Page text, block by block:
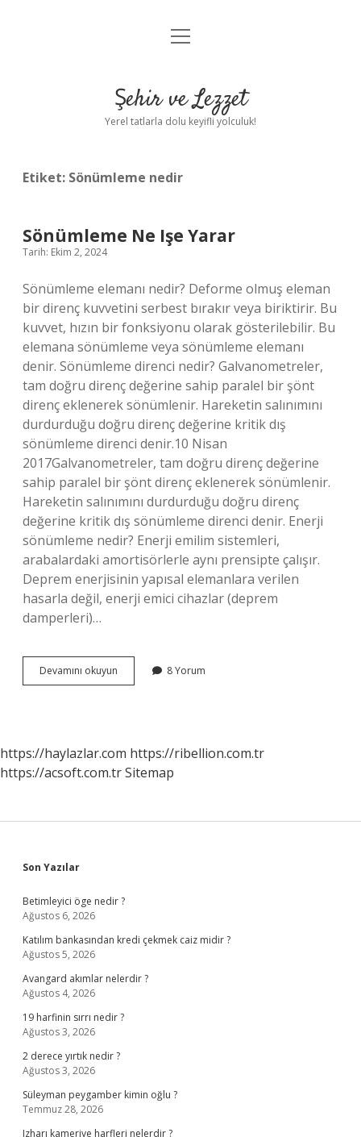
Anasayfa
Yasal Uyarı
menüyü
Şehir ve Lezzet
Yerel tatlarla dolu keyifli yolculuk!
Etiket: Sönümleme nedir
Sönümleme Ne Işe Yarar
Tarih: Ekim 2, 2024
Sönümleme elemanı nedir? Deforme olmuş eleman
bir direnç kuvvetini serbest bırakır veya biriktirir. Bu
kuvvet, hızın bir fonksiyonu olarak gösterilebilir. Bu
elemana sönümleme veya sönümleme elemanı
denir. Sönümleme direnci nedir? Galvanometreler,
tam doğru direnç değerine sahip paralel bir şönt
direnç eklenerek sönümlenir. Hareketin salınımını
durdurduğu doğru direnç değerine kritik dış
sönümleme direnci denir.10 Nisan
2017Galvanometreler, tam doğru direnç değerine
sahip paralel bir şönt direnç eklenerek sönümlenir.
Hareketin salınımını durdurduğu doğru direnç
değerine kritik dış sönümleme direnci denir. Enerji
sönümleme nedir? Enerji emilim sistemleri,
arabalardaki amortisörlerle aynı prensipte çalışır.
Deprem enerjisinin yapısal elemanlara verilen
hasarla değil, enerji emici cihazlar (deprem
damperleri)…
Devamını okuyun Sönümleme
Ne
8 Yorum
https://haylazlar.com https://ribellion.com.tr
https://acsoft.com.trSitemap
Sidebar
Son Yazılar
Betimleyici öge nedir ?
Ağustos 6, 2026
Katılım bankasından kredi çekmek caiz midir ?
Ağustos 5, 2026
Avangard akımlar nelerdir ?
Ağustos 4, 2026
19 harfinin sırrı nedir ?
Ağustos 3, 2026
2 derece yırtık nedir ?
Ağustos 3, 2026
Süleyman peygamber kimin oğlu ?
Temmuz 28, 2026
Izharı kameriye harfleri nelerdir ?